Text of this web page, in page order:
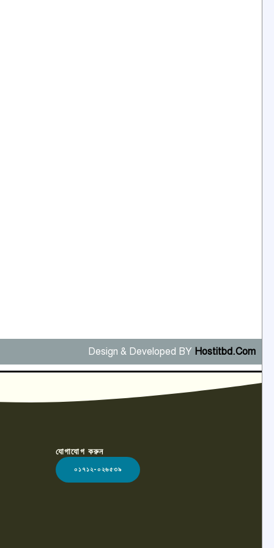
Design & Developed BY Hostitbd.Com
যোগাযোগ করুন
০১৭১২-০২৬৫৩৯